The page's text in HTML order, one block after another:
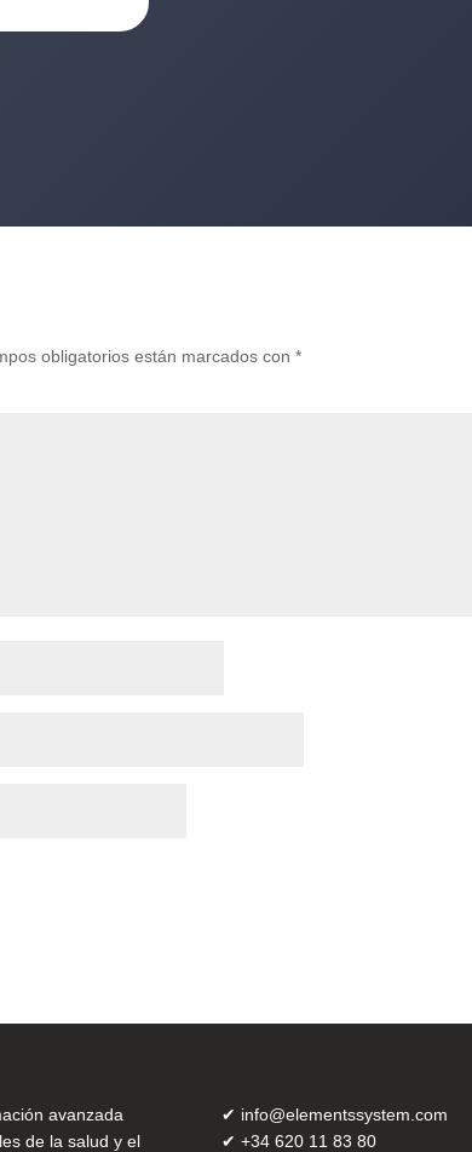
obligatorios están marcados con *
avanzada
de la salud y el
✔ info@elementssystem.com
✔ +34 620 11 83 80